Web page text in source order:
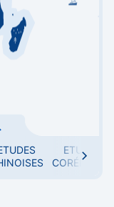
ETUDES
CORÉENNES